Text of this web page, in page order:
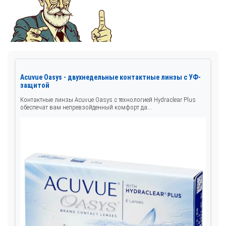
Acuvue Oasys - двухнедельные контактные линзы с УФ-
защитой
Контактные линзы Acuvue Oasys с технологией Hydraclear Plus
обеспечат вам непревзойденный комфорт да...